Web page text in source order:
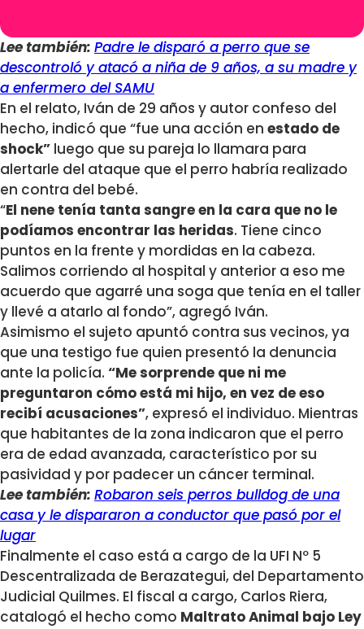
Lee también: Padre le disparó a perro que se
descontroló y atacó a niña de 9 años, a su madre y
a enfermero del SAMU
En el relato, Iván de 29 años y autor confeso del
hecho, indicó que “fue una acción en estado de
shock” luego que su pareja lo llamara para
alertarle del ataque que el perro habría realizado
en contra del bebé.
“El nene tenía tanta sangre en la cara que no le
podíamos encontrar las heridas. Tiene cinco
puntos en la frente y mordidas en la cabeza.
Salimos corriendo al hospital y anterior a eso me
acuerdo que agarré una soga que tenía en el taller
y llevé a atarlo al fondo”, agregó Iván.
Asimismo el sujeto apuntó contra sus vecinos, ya
que una testigo fue quien presentó la denuncia
ante la policía. “Me sorprende que ni me
preguntaron cómo está mi hijo, en vez de eso
recibí acusaciones”, expresó el individuo. Mientras
que habitantes de la zona indicaron que el perro
era de edad avanzada, característico por su
pasividad y por padecer un cáncer terminal.
Lee también: Robaron seis perros bulldog de una
casa y le dispararon a conductor que pasó por el
lugar
Finalmente el caso está a cargo de la UFI Nº 5
Descentralizada de Berazategui, del Departamento
Judicial Quilmes. El fiscal a cargo, Carlos Riera,
catalogó el hecho como Maltrato Animal bajo Ley